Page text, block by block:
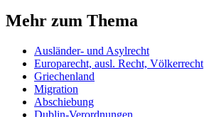
Mehr zum Thema
Ausländer- und Asylrecht
Europarecht, ausl. Recht, Völkerrecht
Griechenland
Migration
Abschiebung